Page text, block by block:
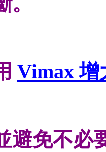
Vimax 增
避免不必